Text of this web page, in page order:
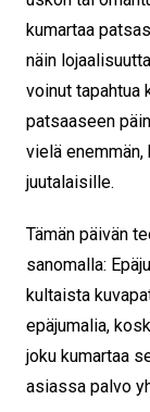
kumartaa
näin
voinut tapahtua
patsaaseen
vielä
juutalaisille.
Tämän päivän
sanomalla:
kultaista
epäjumalia,
joku kumartaa
asiassa palvo